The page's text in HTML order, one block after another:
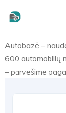
Autobazė –
600 automobilių
– parvešime